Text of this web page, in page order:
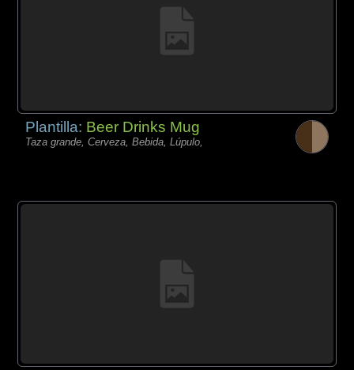
Plantilla: Beer Drinks Mug
Taza grande, Cerveza, Bebida, Lúpulo,